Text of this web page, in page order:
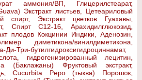
аммония/ВП, Глицерилстеарат,
Экстракт листьев, Цетеариловый
спирт, Экстракт цветков Гуахавы,
Спирт C12-16, Арахидилглюкозид,
плодов Кокцинии Индики, Аденозин,
диметикона/винилдиметикона,
Ди-Три-бутилгидроксигидроциннамат,
гидрогенизированный лецитин,
(Баклажаны) Фруктовый экстракт,
Cucurbita Pepo (тыква) Порошок,